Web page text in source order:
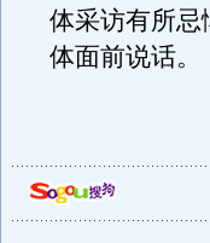
体采访有所忌
体面前说话。